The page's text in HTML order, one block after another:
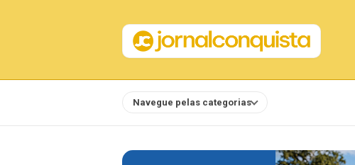
Navegue pelas categorias